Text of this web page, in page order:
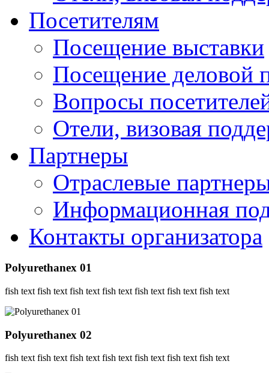
Посетителям
Посещение выставки
Посещение деловой
Вопросы
Отели, визовая
Партнеры
Отраслевые
Информационная
Контакты организатора
Polyurethanex 01
fish text fish text fish text fish text fish text fish text fish text
Polyurethanex 02
fish text fish text fish text fish text fish text fish text fish text